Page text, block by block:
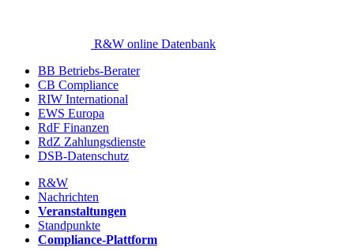
R&W online Datenbank
BB Betriebs-Berater
CB Compliance
RIW International
EWS Europa
RdF Finanzen
RdZ Zahlungsdienste
DSB-Datenschutz
R&W
Nachrichten
Veranstaltungen
Standpunkte
Compliance-Plattform